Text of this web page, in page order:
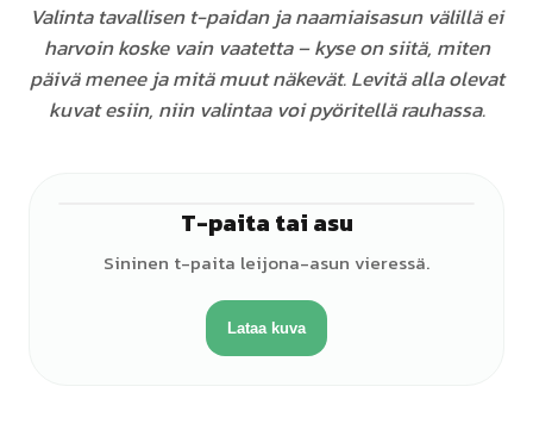
Valinta tavallisen t-paidan ja naamiaisasun välillä ei
harvoin koske vain vaatetta – kyse on siitä, miten
päivä menee ja mitä muut näkevät. Levitä alla olevat
kuvat esiin, niin valintaa voi pyöritellä rauhassa.
T-paita tai asu
Sininen t-paita leijona-asun vieressä.
Lataa kuva